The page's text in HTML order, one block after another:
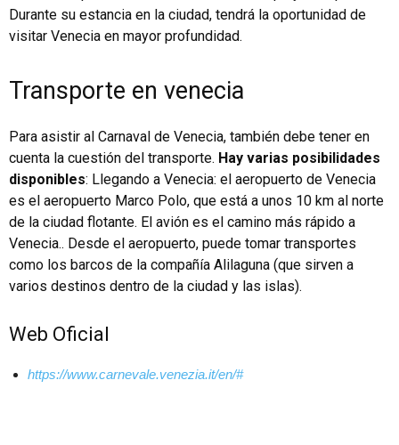
Durante su estancia en la ciudad, tendrá la oportunidad de
visitar Venecia en mayor profundidad.
Transporte en venecia
Para asistir al Carnaval de Venecia, también debe tener en
cuenta la cuestión del transporte. Hay varias posibilidades
disponibles: Llegando a Venecia: el aeropuerto de Venecia
es el aeropuerto Marco Polo, que está a unos 10 km al norte
de la ciudad flotante. El avión es el camino más rápido a
Venecia.. Desde el aeropuerto, puede tomar transportes
como los barcos de la compañía Alilaguna (que sirven a
varios destinos dentro de la ciudad y las islas).
Web Oficial
https://www.carnevale.venezia.it/en/#